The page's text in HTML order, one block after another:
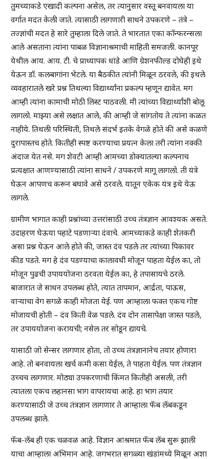
तुमच्याकडे एखादी कल्पना असेल, तर त्यानुसार वस्तू बनवायला या
वर्गात मदत केली जाते. त्यासाठी लागणारी साधने उपकरणे – तंत्रे –
तज्ज्ञांची मदत हे सारे तुम्हाला दिले जाते. ते भारतात एका कॉन्फरन्सला
आले असताना त्यांना पाबळ विज्ञानाश्रमाची माहिती समजली. कानपूर
येथील आय. आय. टी. चे प्राध्यापक धांडे आणि ग्रेशनफील्ड दोघेही इथे
येऊन डॉ. कलबागांना भेटले. या बैठकीत त्यांनी मिळून ठरवले, की इथले
व्यवहारातले खरे प्रश्न तिथल्या विद्यार्थ्यांना प्रकल्प म्हणून द्यावेत. मग
आम्ही त्यांना कामाची मोठी लिस्ट पाठवली. मी त्यांच्या विद्यार्थ्यांशी बोलू
लागलो. माझ्या असे लक्षात आले, की आम्ही जे सांगतोय ते त्यांना कळत
नाहीये. तिथली परिस्थिती, तिथले संदर्भ इतके वेगळे होते की असे कळणे
दुरापास्तच होते. कितीही स्पष्ट करण्याचा प्रयत्न केला तरी त्यांना नक्की
अंदाज येत नसे. मग शेवटी आम्ही आमच्या डोक्यातल्या कल्पनाच
प्रत्यक्षात आणण्यासाठी त्यांना साधने / उपकरणे मागू लागलो. ती यंत्रे
घेऊन आपणच करून बघावे असे ठरवले. यातून एकेक यंत्र इथे येऊ
लागले.
ग्रामीण भागात काही प्रश्नांच्या उत्तरांसाठी उच्च तंत्रज्ञान आवश्यक असते.
उदाहरण घेऊया पहाटे पडणाऱ्या दंवाचे. आमच्याकडे काही शेतकरी
असा प्रश्न घेऊन आले होते की, जास्त दंव पडले तर त्यांच्या पिकावर
कीड पडते. मग हे दंव पडण्याचा कालावधी मोजून पाहता येईल का, तो
मोजून पुढची उपाययोजना ठरवता येईल का, हे तपासायचे ठरले.
बाजारात जे साधन उपलब्ध होते, त्यात तापमान, आर्द्रता, पाऊस,
वाऱ्याचा वेग सगळे काही मोजता येई. पण आम्हाला फक्त एकच गोष्ट
मोजायची होती – दंव किती वेळ पडले. दंव दोन तासापेक्षा जास्त पडले,
तर उपाययोजना करायची; नसेल तर सोडून द्यायचे.
यासाठी जो सेन्सर लागणार होता, तो उच्च तंत्रज्ञानानेच तयार होणारा
आहे. तो बनवायला खर्च कमी कसा येईल, ते पाहता येईल. पण तंत्रज्ञान
उच्चच लागणार. मोठ्या उपकरणाची किंमत कितीही असली, तरी
त्यातला एकच लहानसा भाग वापरायचा आहे. हा भाग तयार
करण्यासाठी जे उच्च तंत्रज्ञान लागणार ते आम्हाला फॅब लॅबकडून
उपलब्ध झाले.
फॅब-लॅब ही एक चळवळ आहे. विज्ञान आश्रमात फॅब लॅब सुरू झाली
याचा आम्हाला अभिमान आहे. जगभरात सगळ्या खंडांमध्ये मिळून अशा